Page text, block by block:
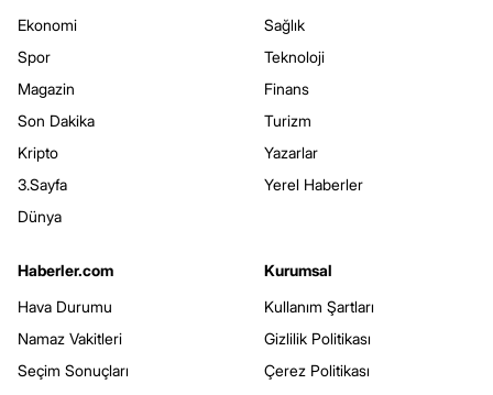
Ekonomi
Spor
Magazin
Son Dakika
Kripto
3.Sayfa
Dünya
Sağlık
Teknoloji
Finans
Turizm
Yazarlar
Yerel Haberler
Haberler.com
Hava Durumu
Namaz Vakitleri
Seçim Sonuçları
Kurumsal
Kullanım Şartları
Gizlilik Politikası
Çerez Politikası